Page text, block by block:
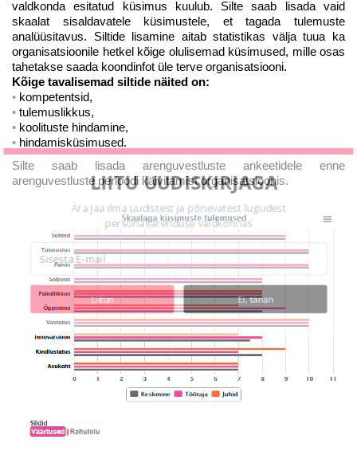
valdkonda esitatud küsimus kuulub. Silte saab lisada vaid
skaalat sisaldavatele küsimustele, et tagada tulemuste
analüüsitavus. Siltide lisamine aitab statistikas välja tuua ka
organisatsioonile hetkel kõige olulisemad küsimused, mille osas
tahetakse saada koondinfot üle terve organisatsiooni.
Kõige tavalisemad siltide näited on:
kompetentsid,
tulemuslikkus,
koolituste hindamine,
hindamisküsimused.
Silte saab lisada arenguvestluste ankeetidele enne
arenguvestluste perioodi käivitamist organisatsioonis.
LIITU UUDISKIRJAGA
Ära jää ilma uudistest ja põnevatest lugudest
personaliarenduse valdkonnas
Ei, tänan
Liitun